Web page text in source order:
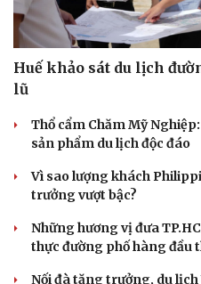
Huế khảo sát du lịch
lũ
Thổ cẩm Chăm Mỹ
sản phẩm du lịch độc đáo
Vì sao lượng khách
trưởng vượt bậc?
Những hương vị đưa
thực đường phố hàng đầu
Nối đà tăng trưởng, du